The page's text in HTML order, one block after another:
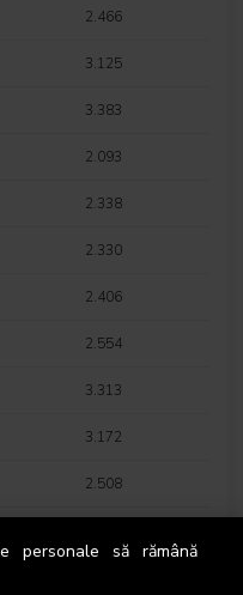
2.466
3.125
3.383
2.093
2.338
2.330
2.406
2.554
3.313
3.172
2.508
personale să rămână